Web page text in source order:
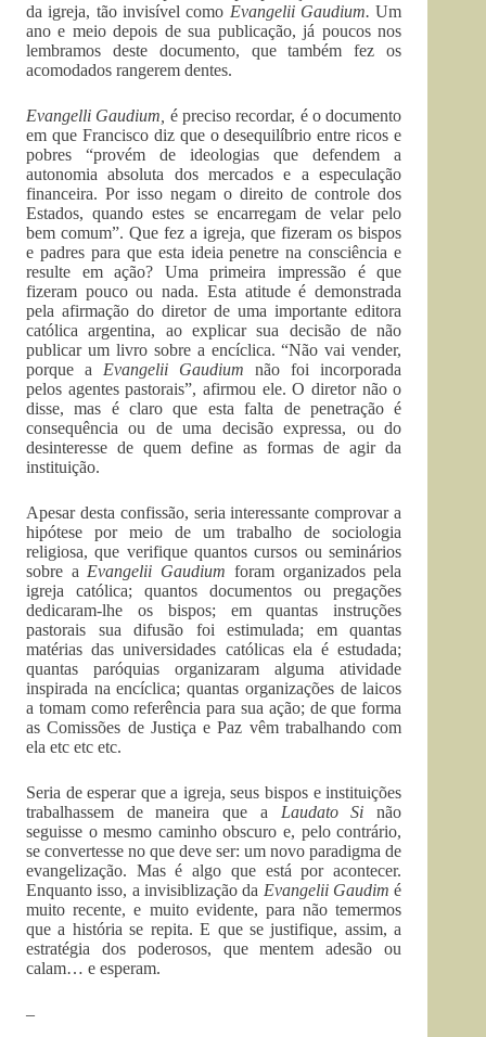
da igreja, tão invisível como Evangelii Gaudium.Um
ano e meio depois de sua publicação, já poucos nos
lembramos deste documento, que também fez os
acomodados rangerem dentes.
Evangelli Gaudium, é preciso recordar, é o documento
em que Francisco diz que o desequilíbrio entre ricos e
pobres “provém de ideologias que defendem a
autonomia absoluta dos mercados e a especulação
financeira. Por isso negam o direito de controle dos
Estados, quando estes se encarregam de velar pelo
bem comum”. Que fez a igreja, que fizeram os bispos
e padres para que esta ideia penetre na consciência e
resulte em ação? Uma primeira impressão é que
fizeram pouco ou nada. Esta atitude é demonstrada
pela afirmação do diretor de uma importante editora
católica argentina, ao explicar sua decisão de não
publicar um livro sobre a encíclica. “Não vai vender,
porque a Evangelii Gaudiumnão foi incorporada
pelos agentes pastorais”, afirmou ele. O diretor não o
disse, mas é claro que esta falta de penetração é
consequência ou de uma decisão expressa, ou do
desinteresse de quem define as formas de agir da
instituição.
Apesar desta confissão, seria interessante comprovar a
hipótese por meio de um trabalho de sociologia
religiosa, que verifique quantos cursos ou seminários
sobre a Evangelii Gaudium foram organizados pela
igreja católica; quantos documentos ou pregações
dedicaram-lhe os bispos; em quantas instruções
pastorais sua difusão foi estimulada; em quantas
matérias das universidades católicas ela é estudada;
quantas paróquias organizaram alguma atividade
inspirada na encíclica; quantas organizações de laicos
a tomam como referência para sua ação; de que forma
as Comissões de Justiça e Paz vêm trabalhando com
ela etc etc etc.
Seria de esperar que a igreja, seus bispos e instituições
trabalhassem de maneira que a Laudato Sinão
seguisse o mesmo caminho obscuro e, pelo contrário,
se convertesse no que deve ser: um novo paradigma de
evangelização. Mas é algo que está por acontecer.
Enquanto isso, a invisiblização da Evangelii Gaudimé
muito recente, e muito evidente, para não temermos
que a história se repita. E que se justifique, assim, a
estratégia dos poderosos, que mentem adesão ou
calam… e esperam.
–